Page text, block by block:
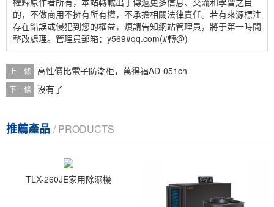
的，不做商用不擁有所有權，不承擔相關法律責任。若有來源標注
存在錯誤或侵犯到您的權益，煩請告知網站管理員，將于第一時間
整改處理。管理員郵箱：y569#qq.com(#轉@)
上一條 高性價比電子防潮柜，萬得福AD-051ch
下一條 沒有了
推薦產品 / PRODUCTS
TLX-260JE家用除濕機